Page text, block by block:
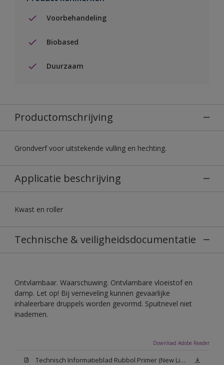
Voorbehandeling
Biobased
Duurzaam
Productomschrijving
Grondverf voor uitstekende vulling en hechting.
Applicatie beschrijving
Kwast en roller
Technische & veiligheidsdocumentatie
Ontvlambaar. Waarschuwing. Ontvlambare vloeistof en
damp. Let op! Bij verneveling kunnen gevaarlijke
inhaleerbare druppels worden gevormd. Spuitnevel niet
inademen.
Download Adobe Reader
Technisch Informatieblad Rubbol Primer (New Livery) (PDF)